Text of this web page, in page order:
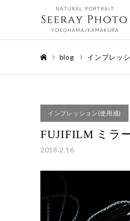
blog インプレッ
インプレッション(使用感)
FUJIFILM ミラ
2018.2.16